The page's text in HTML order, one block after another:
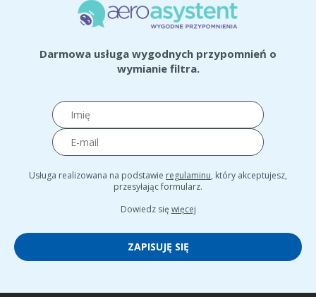
Darmowa usługa wygodnych przypomnień o
wymianie filtra.
Usługa realizowana na podstawie regulaminu, który akceptujesz,
przesyłając formularz.
Dowiedz się więcej
ZAPISUJĘ SIĘ